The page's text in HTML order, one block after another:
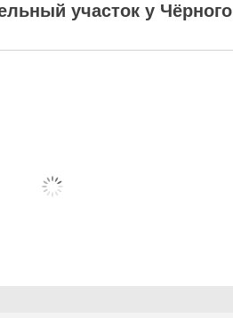
участок у Чёрного